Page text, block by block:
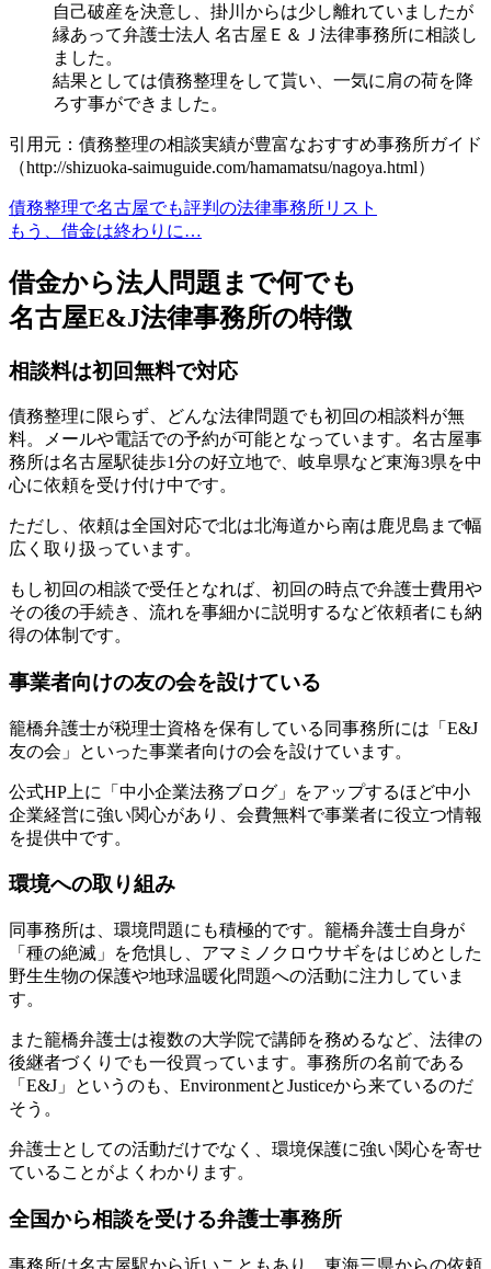
自己破産を決意し、掛川からは少し離れていましたが
縁あって弁護士法人 名古屋Ｅ＆Ｊ法律事務所に相談し
ました。
結果としては債務整理をして貰い、一気に肩の荷を降
ろす事ができました。
引用元：債務整理の相談実績が豊富なおすすめ事務所ガイド
（http://shizuoka-saimuguide.com/hamamatsu/nagoya.html）
債務整理で名古屋でも評判の法律事務所リスト
もう、借金は終わりに…
借金から法人問題まで何でも
名古屋E&J法律事務所の特徴
相談料は初回無料で対応
債務整理に限らず、
どんな法律問題でも初回の相談料が無
料。メールや電話での予約が可能となっています。名古屋事
務所は名古屋駅徒歩1分の好立地で、岐阜県など東海3県を中
心に依頼を受け付け中です。
ただし、依頼は全国対応で北は北海道から南は鹿児島まで幅
広く取り扱っています。
もし初回の相談で受任となれば、初回の時点で弁護士費用や
その後の手続き、流れを事細かに説明するなど依頼者にも納
得の体制です。
事業者向けの友の会を設けている
籠橋弁護士が税理士資格を保有している同事務所には「E&J
友の会」といった事業者向けの会を設けています。
公式HP上に
「中小企業法務ブログ」をアップするほど中小
企業経営に強い関心があり、会費無料で事業者に役立つ情報
を提供中です。
環境への取り組み
同事務所は、環境問題にも積極的です。籠橋弁護士自身が
「種の絶滅」を危惧し、アマミノクロウサギをはじめとした
野生生物の保護や地球温暖化問題への活動に注力していま
す。
また籠橋弁護士は複数の大学院で講師を務めるなど、 法律の
後継者づくりでも一役買っています。事務所の名前である
「E&J」というのも、EnvironmentとJusticeから来ているのだ
そう。
弁護士としての活動だけでなく、環境保護に強い関心を寄せ
ていることがよくわかります。
全国から相談を受ける弁護士事務所
事務所は名古屋駅から近いこともあり、東海三県からの依頼